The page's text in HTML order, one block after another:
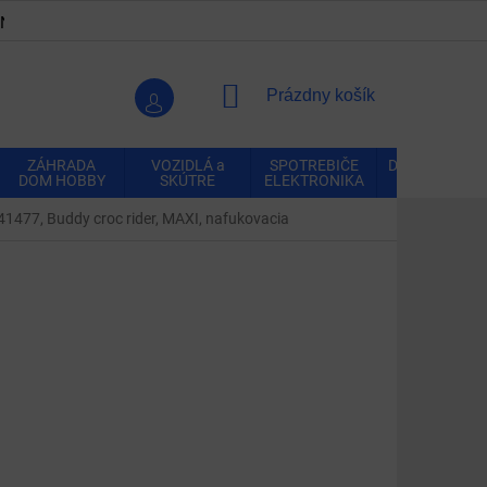
NÁKUPNÝ
Prázdny košík
ZÁHRADA
DOM HOBBY
VOZIDLÁ a
SKÚTRE
SPOTREBIČE
ELEKTRONIKA
DOMÁCNOSŤ
Buddy croc rider, MAXI, nafukovacia